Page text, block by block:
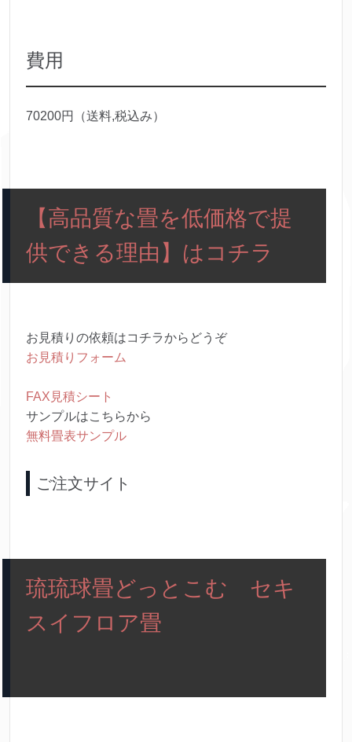
費用
70200円（送料,税込み）
【高品質な畳を低価格で提
供できる理由】はコチラ
お見積りの依頼はコチラからどうぞ
お見積りフォーム
FAX見積シート
サンプルはこちらから
無料畳表サンプル
ご注文サイト
琉琉球畳どっとこむ セキ
スイフロア畳